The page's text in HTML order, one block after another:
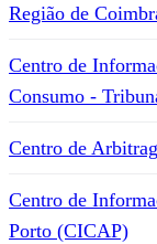
Região de
Centro de
Consumo -
Centro de
Centro de
Porto (CICAP)